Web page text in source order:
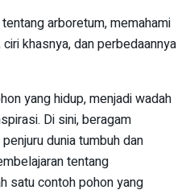
arboretum, memahami
khasnya, dan perbedaannya
yang hidup, menjadi wadah
Di sini, beragam
dunia tumbuh dan
tentang
satu contoh pohon yang